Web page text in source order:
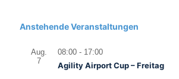
Anstehende Veranstaltungen
Aug.
7
08:00 - 17:00
Agility Airport Cup – Freitag